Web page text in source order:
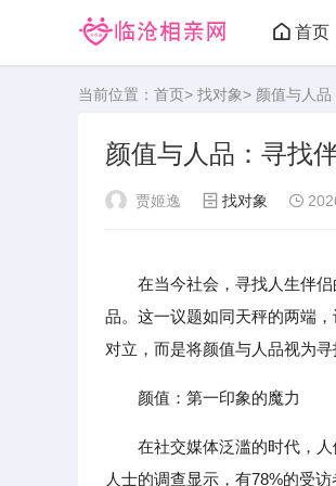
首页
当前位置： 首页> 找对象> 颜值与人
颜值与人品：寻找
贾姬逸 找对象
在当今社会，寻找人生伴
品。这一议题如同天秤的两端
对立，而是将颜值与人品视为
颜值：第一印象的魔力
在社交媒体泛滥的时代，
人士的调查显示，有78%的受